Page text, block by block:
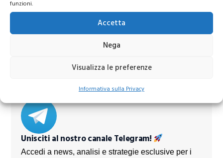
funzioni.
Accetta
Nega
Visualizza le preferenze
Informativa sulla Privacy
Azioni Bance Europee
Azioni banche europee da mettere nel mirino nei
Unisciti al nostro canale Telegram!
Accedi a news, analisi e strategie esclusive per i